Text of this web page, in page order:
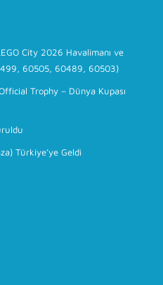
City 2026 Havalimanı ve
60505, 60489, 60503)
Trophy – Dünya Kupası
Türkiye’ye Geldi